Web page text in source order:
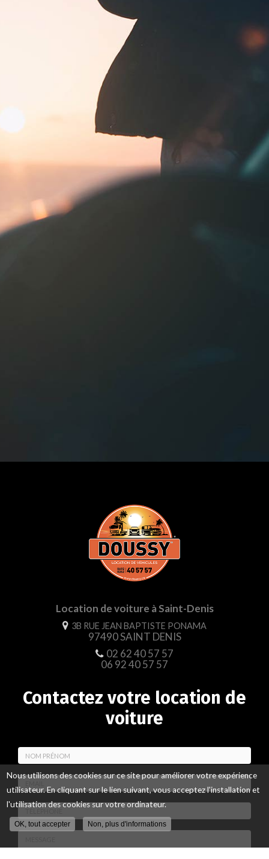
Location de voiture à Saint-Denis
3B RUE JEAN BAPTISTE PONAMA
97490 SAINT DENIS
02 62 40 57 57
06 92 40 57 57
Contactez votre location de
voiture
Nom
-
Prénom
:
*
Email
:
*
:
Nous utilisons des cookies sur ce site pour améliorer votre expérience
utilisateur. En cliquant sur le lien suivant, vous acceptez l'installation et
l'utilisation des cookies sur votre ordinateur.
OK, tout accepter Non, plus d'informations